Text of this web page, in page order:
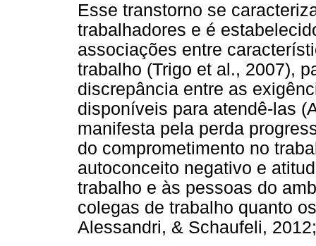
Esse transtorno se
trabalhadores e é
associações entre
trabalho (Trigo et al., 2007),
discrepância entre as
disponíveis para atendê-las
manifesta pela perda
do comprometimento no
autoconceito negativo e
trabalho e às pessoas do
colegas de trabalho quanto
Alessandri, & Schaufeli,